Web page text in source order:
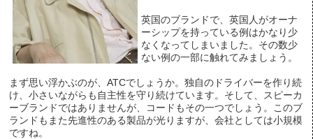
英国のブランドで、英国人がオーナ
ーシップを持っている例はかなり少
なくなってしまいました。その数少
ない例の一部に触れてみましょう。
まず思い浮かぶのが、ATCでしょうか。独自のドライバーを作り続
け、小さいながらも自主性を守り続けています。そして、スピーカ
ーブランドではありませんが、コードもその一つでしょう。このブ
ランドもまた先進性のある製品が光りますが、会社としては小規模
ですね。